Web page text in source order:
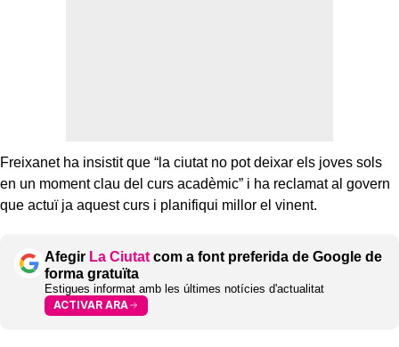
Freixanet ha insistit que “la ciutat no pot deixar els joves sols
en un moment clau del curs acadèmic” i ha reclamat al govern
que actuï ja aquest curs i planifiqui millor el vinent.
Afegir La Ciutat com a font preferida de Google de
forma gratuïta
Estigues informat amb les últimes notícies d'actualitat
ACTIVAR ARA